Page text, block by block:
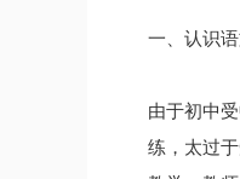
一、认识
由于初中
练，太过